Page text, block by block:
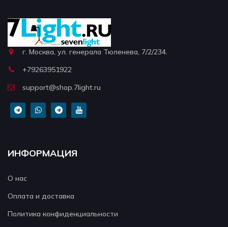
г. Москва, ул. генерала Тюленева, 7/2/234.
+79263951922
support@shop.7light.ru
ИНФОРМАЦИЯ
О нас
Оплата и доставка
Политика конфиденциальности